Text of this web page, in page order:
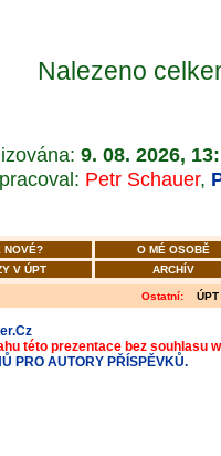
Nalezeno
9. 08. 2026,
Petr Schauer,
NOVÉ?
O MÉ OSOBĚ
V ÚPT ARCHÍV
Ostatní: ÚPT
této prezentace bez souhlasu
PRO AUTORY PŘÍSPĚVKŮ.